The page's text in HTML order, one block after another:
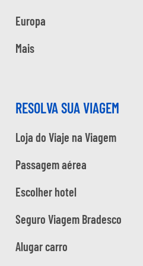
Europa
Mais
RESOLVA SUA VIAGEM
Loja do Viaje na Viagem
Passagem aérea
Escolher hotel
Seguro Viagem Bradesco
Alugar carro